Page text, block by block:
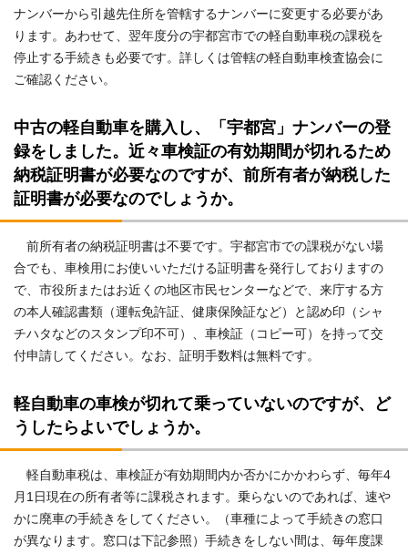
ナンバーから引越先住所を管轄するナンバーに変更する必要があ
ります。あわせて、翌年度分の宇都宮市での軽自動車税の課税を
停止する手続きも必要です。詳しくは管轄の軽自動車検査協会に
ご確認ください。
中古の軽自動車を購入し、「宇都宮」ナンバーの登
録をしました。近々車検証の有効期間が切れるため
納税証明書が必要なのですが、前所有者が納税した
証明書が必要なのでしょうか。
前所有者の納税証明書は不要です。宇都宮市での課税がない場
合でも、車検用にお使いいただける証明書を発行しておりますの
で、市役所またはお近くの地区市民センターなどで、来庁する方
の本人確認書類（運転免許証、健康保険証など）と認め印（シャ
チハタなどのスタンプ印不可）、車検証（コピー可）を持って交
付申請してください。なお、証明手数料は無料です。
軽自動車の車検が切れて乗っていないのですが、ど
うしたらよいでしょうか。
軽自動車税は、車検証が有効期間内か否かにかかわらず、毎年4
月1日現在の所有者等に課税されます。乗らないのであれば、速や
かに廃車の手続きをしてください。（車種によって手続きの窓口
が異なります。窓口は下記参照）手続きをしない間は、毎年度課